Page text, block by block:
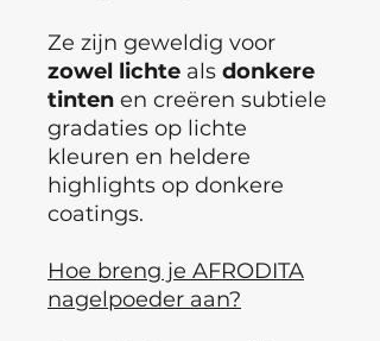
Ze zijn geweldig voor
zowel lichte als donkere
tinten en creëren subtiele
gradaties op lichte
kleuren en heldere
highlights op donkere
coatings.
Hoe breng je AFRODITA
nagelpoeder aan?